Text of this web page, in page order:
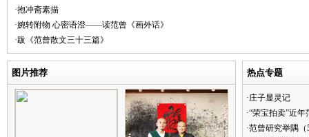
·抱冲斋素描
·婉转附物 心密语澄——读范曾《画外话》
·跋《范曾散文三十三篇》
图片推荐 热点专题
·庄子显灵记
·“荣宝拍卖”近
·范曾研究举隅（